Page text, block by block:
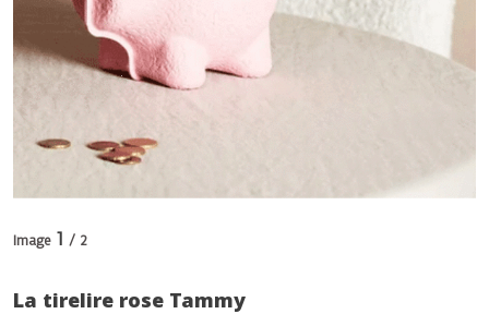
Image 1 / 2
La tirelire rose Tammy